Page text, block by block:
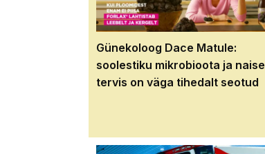
Günekoloog Dace Matule:
soolestiku mikrobioota ja naise
tervis on väga tihedalt seotud